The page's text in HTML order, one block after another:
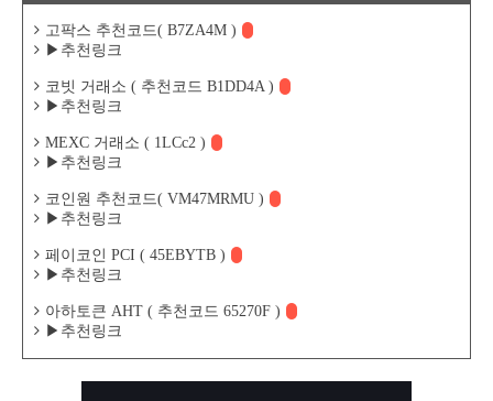
고팍스 추천코드( B7ZA4M )
▶추천링크
코빗 거래소 ( 추천코드 B1DD4A )
▶추천링크
MEXC 거래소 ( 1LCc2 )
▶추천링크
코인원 추천코드( VM47MRMU )
▶추천링크
페이코인 PCI ( 45EBYTB )
▶추천링크
아하토큰 AHT ( 추천코드 65270F )
▶추천링크